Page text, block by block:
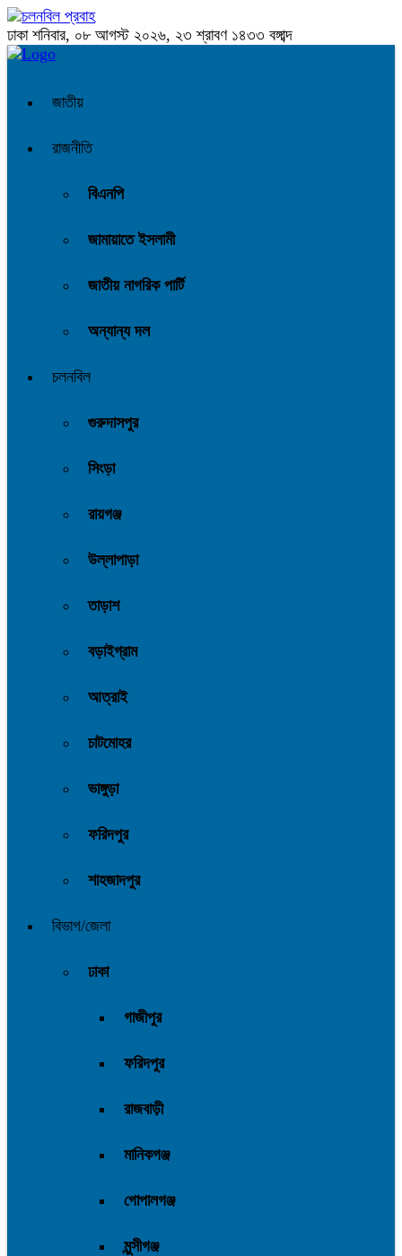
ঢাকা শনিবার, ০৮ আগস্ট ২০২৬, ২৩ শ্রাবণ ১৪৩৩ বঙ্গাব্দ
জাতীয়
রাজনীতি
বিএনপি
জামায়াতে ইসলামী
জাতীয় নাগরিক পার্টি
অন্যান্য দল
চলনবিল
গুরুদাসপুর
সিংড়া
রায়গঞ্জ
উল্লাপাড়া
তাড়াশ
বড়াইগ্রাম
আত্রাই
চাটমোহর
ভাঙ্গুড়া
ফরিদপুর
শাহজাদপুর
বিভাগ/জেলা
ঢাকা
গাজীপুর
ফরিদপুর
রাজবাড়ী
মানিকগঞ্জ
গোপালগঞ্জ
মুন্সীগঞ্জ